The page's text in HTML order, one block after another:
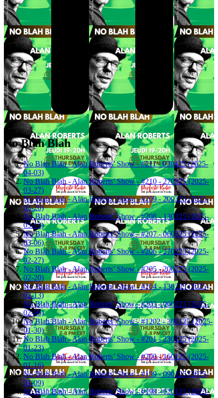
No Blah Blah
No Blah Blah - Alan Roberts’ Show - #211 - 030425 (2025-
04-03)
No Blah Blah - Alan Roberts’ Show - #210 - 270325 (2025-
03-27)
No Blah Blah - Alan Roberts’ Show - #209 - 200325 (2025-
03-20)
No Blah Blah - Alan Roberts’ Show - #208 - 130325 (2025-
03-13)
No Blah Blah - Alan Roberts’ Show - #207 - 060325 (2025-
03-06)
No Blah Blah - Alan Roberts’ Show - #206 - 270225 (2025-
02-27)
No Blah Blah - Alan Roberts’ Show - #205 - 200225 (2025-
02-20)
No Blah Blah - Alan Roberts’ Show - #204 - 130225 (2025-
02-13)
No Blah Blah - Alan Roberts’ Show - #203 - 060225 (2025-
02-06)
No Blah Blah - Alan Roberts’ Show - #1202 - 300125 (2025-
01-30)
No Blah Blah - Alan Roberts’ Show - #201 - 230125 (2025-
01-23)
No Blah Blah - Alan Roberts’ Show - #200 - 160125 (2025-
01-16)
No Blah Blah - Alan Roberts’ Show - #199 - 090125 (2025-
01-09)
No Blah Blah - Alan Roberts’ Show - #198 - 020125 (2025-